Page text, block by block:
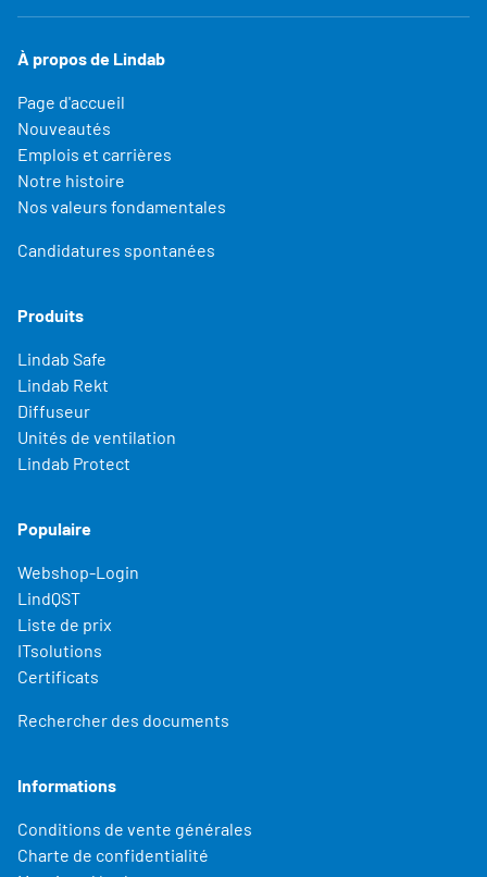
À propos de Lindab
Page d'accueil
Nouveautés
Emplois et carrières
Notre histoire
Nos valeurs fondamentales
Candidatures spontanées
Produits
Lindab Safe
Lindab Rekt
Diffuseur
Unités de ventilation
Lindab Protect
Populaire
Webshop-Login
LindQST
Liste de prix
ITsolutions
Certificats
Rechercher des documents
Informations
Conditions de vente générales
Charte de confidentialité